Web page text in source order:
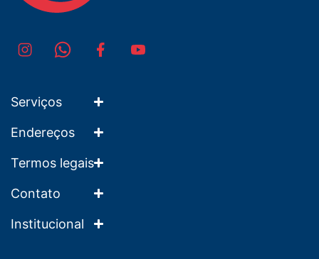
Serviços
Endereços
Termos legais
Contato
Institucional